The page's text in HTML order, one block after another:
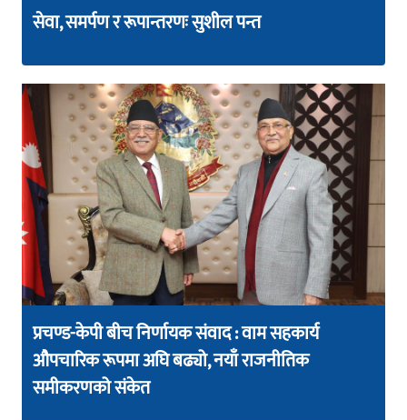
सेवा, समर्पण र रूपान्तरणः सुशील पन्त
प्रचण्ड-केपी बीच निर्णायक संवाद : वाम सहकार्य
औपचारिक रूपमा अघि बढ्यो, नयाँ राजनीतिक
समीकरणको संकेत